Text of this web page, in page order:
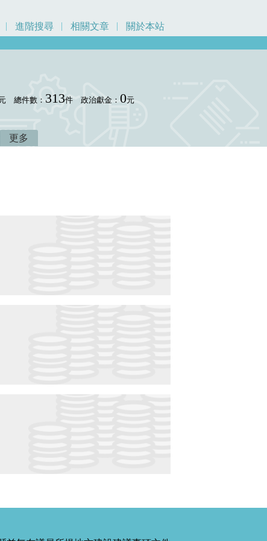
進階搜尋 相關文章 關於本站
總件數： 313件 政治獻金：0元
更多